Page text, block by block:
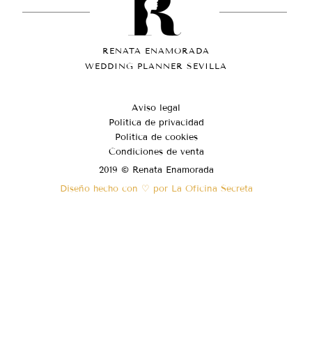
RENATA ENAMORADA
WEDDING PLANNER SEVILLA
Aviso legal
Política de privacidad
Política de cookies
Condiciones de venta
2019 © Renata Enamorada
Diseño hecho con ♡ por La Oficina Secreta